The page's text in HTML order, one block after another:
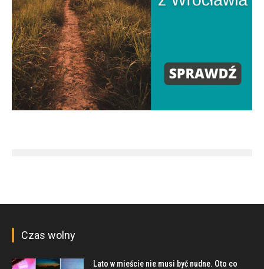
Czas wolny
Lato w mieście nie musi być nudne. Oto co